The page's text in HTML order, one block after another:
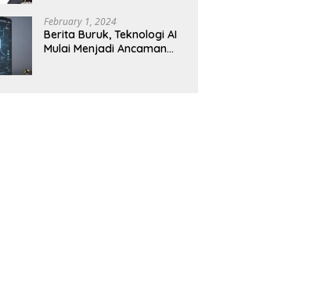
February 1, 2024
Berita Buruk, Teknologi AI
Mulai Menjadi Ancaman